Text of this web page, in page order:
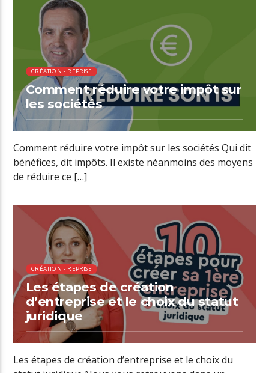
00:35 READ TIME
CRÉATION - REPRISE
Comment réduire votre impôt sur
les sociétés
Comment réduire votre impôt sur les sociétés Qui dit
bénéfices, dit impôts. Il existe néanmoins des moyens
de réduire ce […]
00:22 READ TIME
CRÉATION - REPRISE
Les étapes de création
d’entreprise et le choix du statut
juridique
Les étapes de création d’entreprise et le choix du